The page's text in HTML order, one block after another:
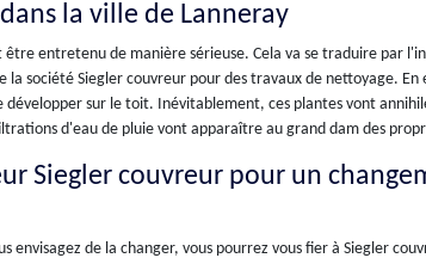
la ville de Lanneray
entretenu de manière sérieuse. Cela va se traduire par
société Siegler couvreur pour des travaux de nettoyage.
développer sur le toit. Inévitablement, ces plantes vont
d'eau de pluie vont apparaître au grand dam des
Siegler couvreur pour un
envisagez de la changer, vous pourrez vous fier à Siegler